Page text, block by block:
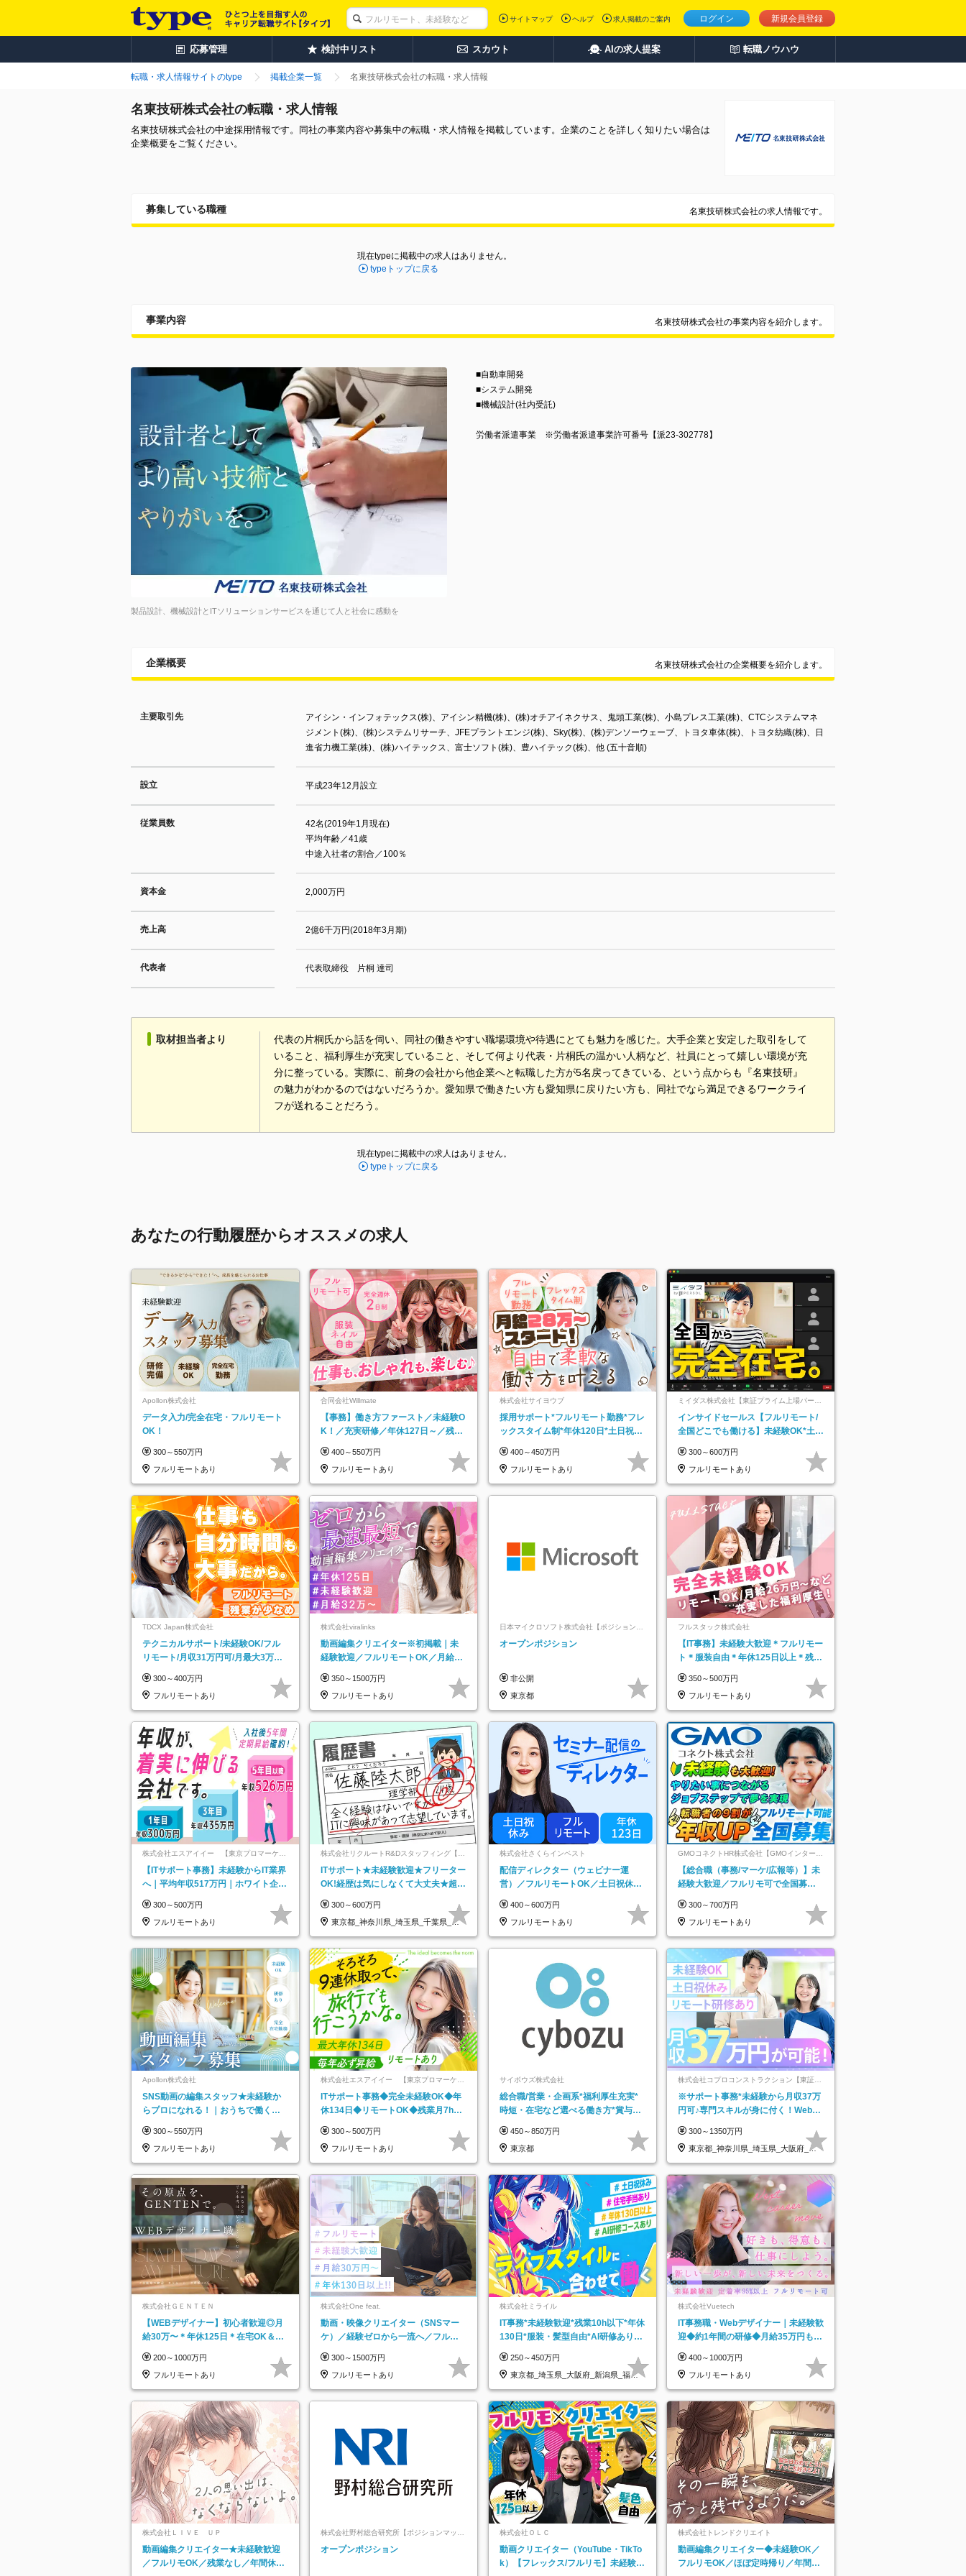
ログイン 新規会員登録
サイトマップ ヘルプ 求人掲載のご案内
応募管理 検討中リスト スカウト AIの求人提案 転職ノウハウ
転職・求人情報サイトのtype 掲載企業一覧 名東技研株式会社の転職・求人情報
名東技研株式会社の転職・求人情報
名東技研株式会社の中途採用情報です。同社の事業内容や募集中の転職・求人情報を掲載しています。企業のことを詳しく知りたい場合は
企業概要をご覧ください。
募集している職種 名東技研株式会社の求人情報です。
現在typeに掲載中の求人はありません。
typeトップに戻る
事業内容 名東技研株式会社の事業内容を紹介します。
製品設計、機械設計とITソリューションサービスを通じて人と社会に感動を
■自動車開発
■システム開発
■機械設計(社内受託)
労働者派遣事業 ※労働者派遣事業許可番号【派23-302778】
企業概要 名東技研株式会社の企業概要を紹介します。
主要取引先
アイシン・インフォテックス(株)、アイシン精機(株)、(株)オチアイネクサス、鬼頭工業(株)、小島プレス工業(株)、CTCシステムマネ
ジメント(株)、(株)システムリサーチ、JFEプラントエンジ(株)、Sky(株)、(株)デンソーウェーブ、トヨタ車体(株)、トヨタ紡織(株)、日
進省力機工業(株)、(株)ハイテックス、富士ソフト(株)、豊ハイテック(株)、他 (五十音順)
設立 平成23年12月設立
従業員数
42名(2019年1月現在)
平均年齢／41歳
中途入社者の割合／100％
資本金 2,000万円
売上高 2億6千万円(2018年3月期)
代表者 代表取締役 片桐 達司
取材担当者より
代表の片桐氏から話を伺い、同社の働きやすい職場環境や待遇にとても魅力を感じた。大手企業と安定した取引をして
いること、福利厚生が充実していること、そして何より代表・片桐氏の温かい人柄など、社員にとって嬉しい環境が充
分に整っている。実際に、前身の会社から他企業へと転職した方が5名戻ってきている、という点からも『名東技研』
の魅力がわかるのではないだろうか。愛知県で働きたい方も愛知県に戻りたい方も、同社でなら満足できるワークライ
フが送れることだろう。
現在typeに掲載中の求人はありません。
typeトップに戻る
あなたの行動履歴からオススメの求人
Apollon株式会社
データ入力/完全在宅・フルリモート
OK！
300～550万円
フルリモートあり
合同会社Willmate
【事務】働き方ファースト／未経験O
K！／充実研修／年休127日～／残業
400～550万円
フルリモートあり
株式会社サイヨウブ
採用サポート*フルリモート勤務*フレ
ックスタイム制*年休120日*土日祝休
400～450万円
フルリモートあり
ミイダス株式会社【東証プライム上場パーソ
インサイドセールス【フルリモート/
全国どこでも働ける】未経験OK*土日
300～600万円
フルリモートあり
TDCX Japan株式会社
テクニカルサポート/未経験OK/フル
リモート/月収31万円可/月最大3万の
300～400万円
フルリモートあり
株式会社viralinks
動画編集クリエイター※初掲載｜未
経験歓迎／フルリモートOK／月給32
350～1500万円
フルリモートあり
日本マイクロソフト株式会社【ポジションマ
ッチ登録】
オープンポジション
非公開
東京都
フルスタック株式会社
【IT事務】未経験大歓迎＊フルリモー
ト＊服装自由＊年休125日以上＊残業
350～500万円
フルリモートあり
株式会社エスアイイー 【東京プロマーケッ
ト上場】
【ITサポート事務】未経験からIT業界
へ｜平均年収517万円｜ホワイト企業
300～500万円
フルリモートあり
株式会社リクルートR&Dスタッフィング【リ
クルートグループ】
ITサポート★未経験歓迎★フリーター
OK!経歴は気にしなくて大丈夫★超大
300～600万円
東京都_神奈川県_埼玉県_千葉県_大
阪府…
株式会社さくらインベスト
配信ディレクター（ウェビナー運
営）／フルリモートOK／土日祝休み
400～600万円
フルリモートあり
GMOコネクトHR株式会社【GMOインターネ
ットグループ】
【総合職（事務/マーケ/広報等）】未
経験大歓迎／フルリモ可で全国募
★
300～700万円
フルリモートあり
Apollon株式会社
SNS動画の編集スタッフ★未経験か
らプロになれる！｜おうちで働くフ
300～550万円
フルリモートあり
株式会社エスアイイー 【東京プロマーケッ
ITサポート事務◆完全未経験OK◆年
休134日◆リモートOK◆残業月7h以
300～500万円
フルリモートあり
サイボウズ株式会社
総合職/営業・企画系*福利厚生充実*
時短・在宅など選べる働き方*賞与年
450～850万円
東京都
株式会社コプロコンストラクション【東証プ
ライム上場コプロ・ホールディングス子会
社】
※サポート事務*未経験から月収37万
円可♪専門スキルが身に付く！Web面
300～1350万円
東京都_神奈川県_埼玉県_大阪府_愛
知県…
株式会社ＧＥＮＴＥＮ
【WEBデザイナー】初⼼者歓迎◎⽉
給30万〜＊年休125⽇＊在宅OK＆研
200～1000万円
フルリモートあり
株式会社One feat.
動画・映像クリエイター（SNSマー
ケ）／経験ゼロから一流へ／フルリ
日以上
300～1500万円
フルリモートあり
株式会社ミライル
IT事務*未経験歓迎*残業10h以下*年休
130日*服装・髪型自由*AI研修あり*
250～450万円
東京都_埼玉県_大阪府_新潟県_福岡
県
株式会社Vuetech
IT事務職・Webデザイナー｜未経験歓
迎◆約1年間の研修◆月給35万円も可
400～1000万円
フルリモートあり
株式会社ＬＩＶＥ ＵＰ
動画編集クリエイター★未経験歓迎
／フルリモOK／残業なし／年間休日
株式会社野村総合研究所【ポジションマッチ
オープンポジション
株式会社ＯＬＣ
動画クリエイター（YouTube・TikTo
k）【フレックス/フルリモ】未経験O
株式会社トレンドクリエイト
動画編集クリエイター◆未経験OK／
フルリモOK／ほぼ定時帰り／年間休